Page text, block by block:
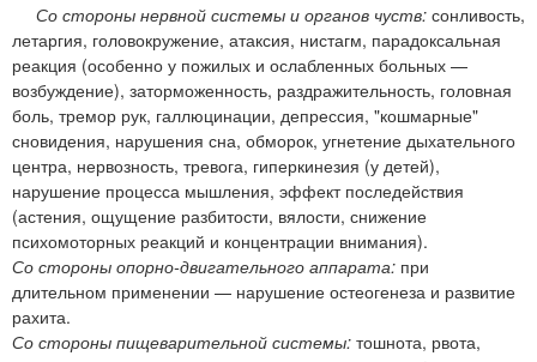
Со стороны нервной системы и органов чуств: сонливость,
летаргия, головокружение, атаксия, нистагм, парадоксальная
реакция (особенно у пожилых и ослабленных больных —
возбуждение), заторможенность, раздражительность, головная
боль, тремор рук, галлюцинации, депрессия, "кошмарные"
сновидения, нарушения сна, обморок, угнетение дыхательного
центра, нервозность, тревога, гиперкинезия (у детей),
нарушение процесса мышления, эффект последействия
(астения, ощущение разбитости, вялости, снижение
психомоторных реакций и концентрации внимания).
Со стороны опорно-двигательного аппарата: при
длительном применении — нарушение остеогенеза и развитие
рахита.
Со стороны пищеварительной системы: тошнота, рвота,